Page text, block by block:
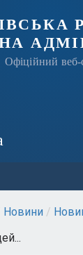
Офіційний веб-
Новини /